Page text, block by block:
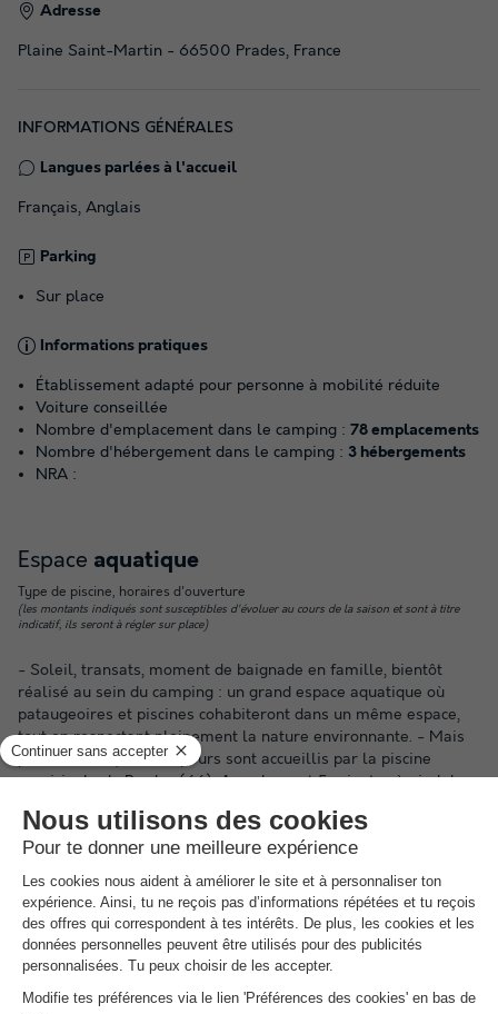
Adresse
Plaine Saint-Martin - 66500 Prades, France
INFORMATIONS GÉNÉRALES
Langues parlées à l'accueil
Français, Anglais
Parking
Sur place
Informations pratiques
Établissement adapté pour personne à mobilité réduite
Voiture conseillée
Nombre d'emplacement dans le camping : 78 emplacements
Nombre d'hébergement dans le camping : 3 hébergements
NRA :
Espace aquatique
Type de piscine, horaires d'ouverture
(les montants indiqués sont susceptibles d'évoluer au cours de la saison et sont à titre
indicatif, ils seront à régler sur place)
- Soleil, transats, moment de baignade en famille, bientôt
réalisé au sein du camping : un grand espace aquatique où
pataugeoires et piscines cohabiteront dans un même espace,
tout en respectant pleinement la nature environnante. - Mais
pour l'instant, les campeurs sont accueillis par la piscine
municipale de Prades (66). A seulement 5 minutes à pied du
ado, vous bénéficierez de votre billet piscine. Accès unique et
gratuit pour découvrir la structure. - Sur place vous trouverez 3
de 25 m avec couloirs - Une piscine pour enfants de taille
moyenne - Pataugeoire pour tout-petits - Club de natation -
Cours d'aquagym et d'aquajogg - Cours d'apprentissage pour
les enfants LES TARIFS Gratuit jusqu’à 1 an De 1 à 13 ans : 1,50
Cartes 10 entrées : De 1 à 13 ans : 10,35 euros De 14 à 18 ans :